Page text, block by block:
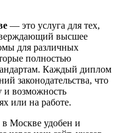
— это услуга для тех,
высшее
для различных
полностью
Каждый диплом
законодательства, что
и возможность
или на работе.
в Москве удобен и